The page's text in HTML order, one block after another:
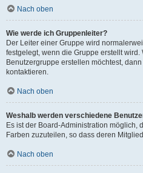
Nach oben
Wie werde ich Gruppenleiter?
Der Leiter einer Gruppe wird
festgelegt, wenn die Gruppe erstellt wird.
Benutzergruppe erstellen möchtest,
kontaktieren.
Nach oben
Weshalb werden verschiedene
Es ist der Board-Administration möglich,
Farben zuzuteilen, so dass deren
Nach oben